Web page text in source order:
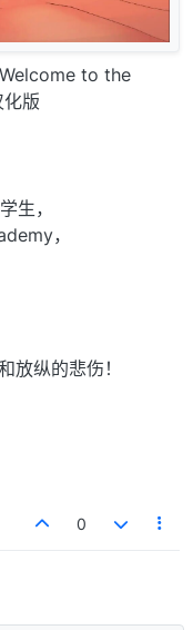
Welcome to the
版
生，
，
放纵的悲伤！
0